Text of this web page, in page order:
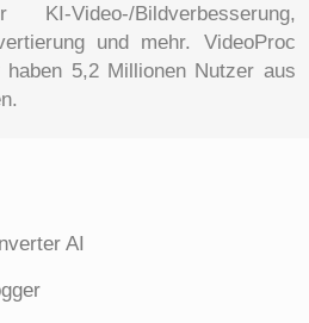
Video-/Bildverbesserung,
und mehr. VideoProc
5,2 Millionen Nutzer aus
AI